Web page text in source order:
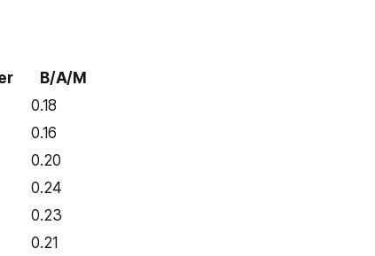
B/A/M
0.18
0.16
0.20
0.24
0.23
0.21